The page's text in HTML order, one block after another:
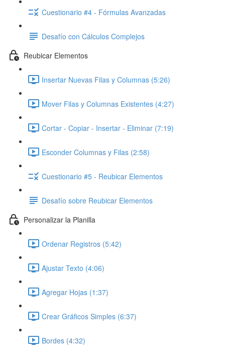
Cuestionario #4 - Fórmulas Avanzadas
Desafío con Cálculos Complejos
Reubicar Elementos
Insertar Nuevas Filas y Columnas (5:26)
Mover Filas y Columnas Existentes (4:27)
Cortar - Copiar - Insertar - Eliminar (7:19)
Esconder Columnas y Filas (2:58)
Cuestionario #5 - Reubicar Elementos
Desafío sobre Reubicar Elementos
Personalizar la Planilla
Ordenar Registros (5:42)
Ajustar Texto (4:06)
Agregar Hojas (1:37)
Crear Gráficos Simples (6:37)
Bordes (4:32)